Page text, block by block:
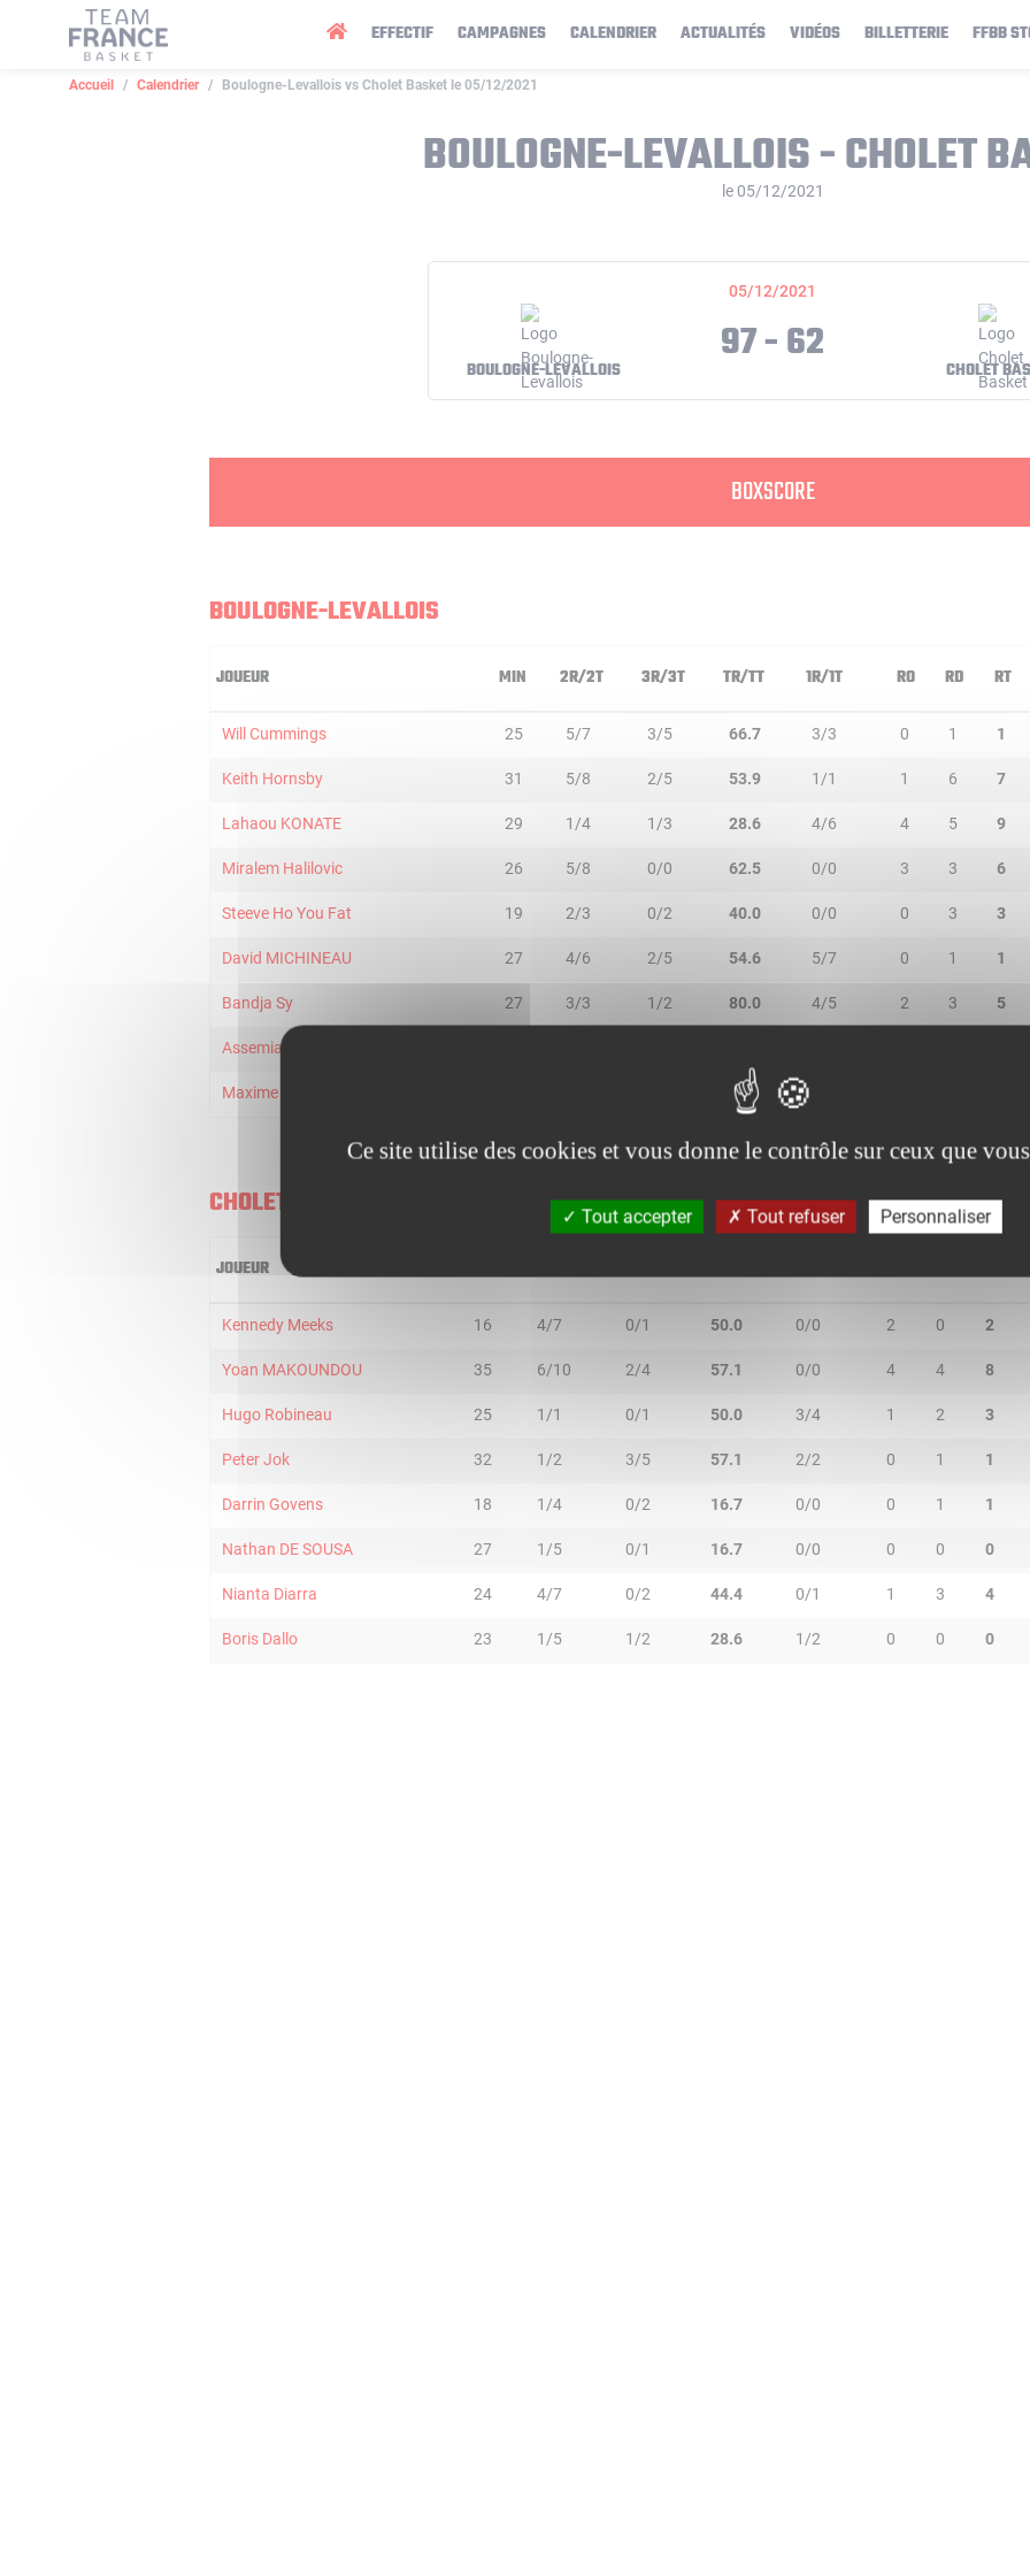
EFFECTIF CAMPAGNES CALENDRIER ACTUALITÉS VIDÉOS BILLETTERIE FFBB
Accueil Calendrier Boulogne-Levallois vs Cholet Basket le 05/12/2021
BOULOGNE-LEVALLOIS - CHOLET
le 05/12/2021
05/12/2021
BOULOGNE-LEVALLOIS 97 - 62 CHOLET
BOXSCORE
BOULOGNE-LEVALLOIS
JOUEUR MIN 2R/2T 3R/3T TR/TT 1R/1T RO RD RT
Will Cummings 25 5/7 3/5 66.7 3/3 0 1 1
Keith Hornsby 31 5/8 2/5 53.9 1/1 1 6 7
Lahaou KONATE 29 1/4 1/3 28.6 4/6 4 5 9
Miralem Halilovic 26 5/8 0/0 62.5 0/0 3 3 6
Steeve Ho You Fat 19 2/3 0/2 40.0 0/0 0 3 3
David MICHINEAU 27 4/6 2/5 54.6 5/7 0 1 1
Bandja Sy 27 3/3 1/2 80.0 4/5 2 3 5
Assemian Moulare
Maxime Yomi Kemayou -
CHOLET BASKET
JOUEUR
Kennedy Meeks 16 4/7 0/1 50.0 0/0 2 0 2
Yoan MAKOUNDOU 35 6/10 2/4 57.1 0/0 4 4 8
Hugo Robineau 25 1/1 0/1 50.0 3/4 1 2 3
Peter Jok 32 1/2 3/5 57.1 2/2 0 1 1
Darrin Govens 18 1/4 0/2 16.7 0/0 0 1 1
Nathan DE SOUSA 27 1/5 0/1 16.7 0/0 0 0 0
Nianta Diarra 24 4/7 0/2 44.4 0/1 1 3 4
Boris Dallo 23 1/5 1/2 28.6 1/2 0 0 0
Panneau de gestion des cookies
Ce site utilise des cookies et vous donne le contrôle sur ceux que
Tout accepter Tout refuser Personnaliser